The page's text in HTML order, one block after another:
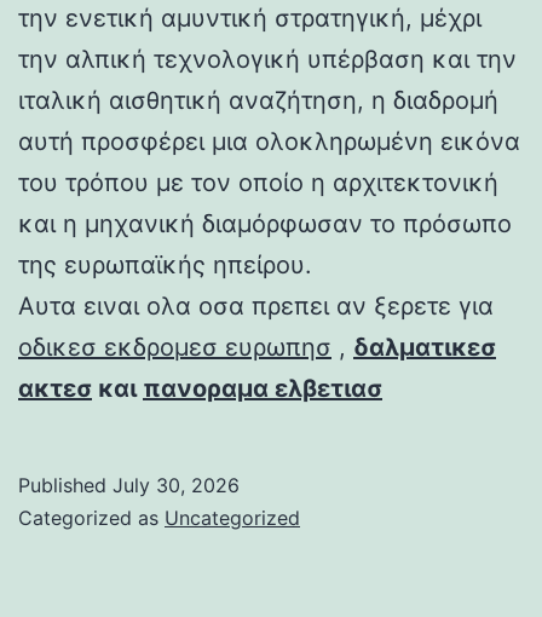
την ενετική αμυντική στρατηγική, μέχρι
την αλπική τεχνολογική υπέρβαση και την
ιταλική αισθητική αναζήτηση, η διαδρομή
αυτή προσφέρει μια ολοκληρωμένη εικόνα
του τρόπου με τον οποίο η αρχιτεκτονική
και η μηχανική διαμόρφωσαν το πρόσωπο
της ευρωπαϊκής ηπείρου.
Αυτα ειναι ολα οσα πρεπει αν ξερετε για
οδικεσ εκδρομεσ ευρωπησ , δαλματικεσ
ακτεσ και πανοραμα ελβετιασ
Published July 30, 2026
Categorized as Uncategorized